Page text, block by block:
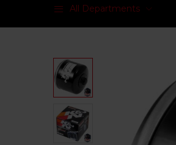
All Departments